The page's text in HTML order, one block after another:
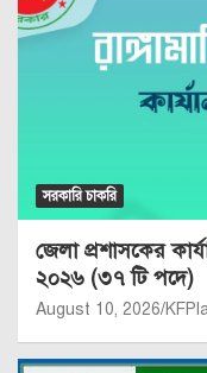
সরকারি চাকরি
জেলা প্রশাসকের
২০২৬ (৩৭ টি পদে)
August 10, 2026